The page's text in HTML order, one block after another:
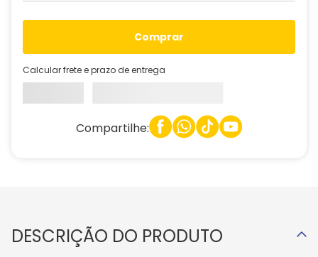
comprar
Calcular frete e prazo de entrega
Compartilhe:
DESCRIÇÃO DO PRODUTO